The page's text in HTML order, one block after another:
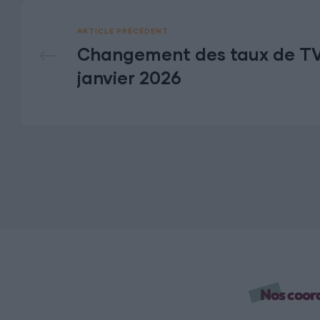
ARTICLE PRÉCÉDENT
Changement des taux de
janvier 2026
Nos